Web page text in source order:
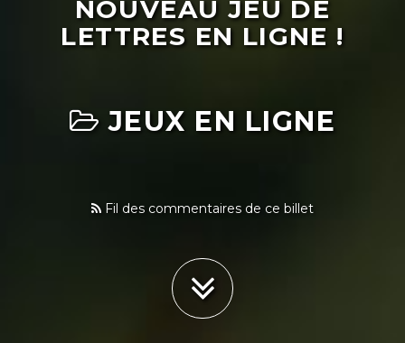
NOUVEAU JEU DE
LETTRES EN LIGNE !
JEUX EN LIGNE
Fil des commentaires de ce billet